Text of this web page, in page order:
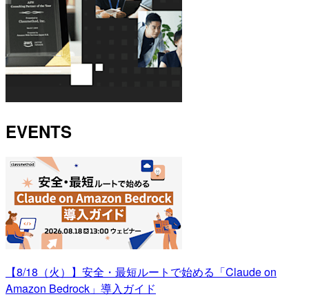
EVENTS
【8/18（火）】安全・最短ルートで始める「Claude on
Amazon Bedrock」導入ガイド